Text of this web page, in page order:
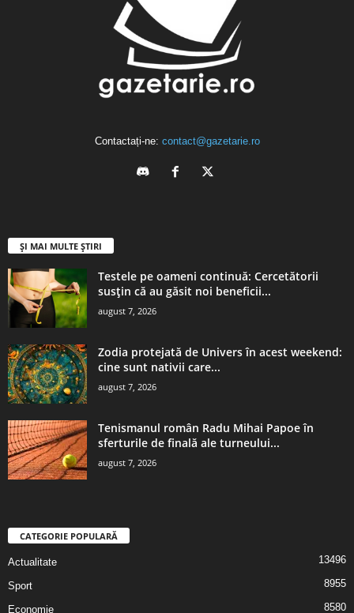
Contactați-ne: contact@gazetarie.ro
ȘI MAI MULTE ȘTIRI
Testele pe oameni continuă: Cercetătorii
susțin că au găsit noi beneficii...
august 7, 2026
Zodia protejată de Univers în acest weekend:
cine sunt nativii care...
august 7, 2026
Tenismanul român Radu Mihai Papoe în
sferturile de finală ale turneului...
august 7, 2026
CATEGORIE POPULARĂ
Actualitate 13496
Sport 8955
Economie 8580